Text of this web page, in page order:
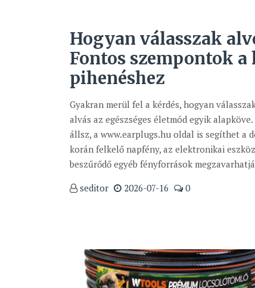
Hogyan válasszak
Fontos szempontok a
pihenéshez
Gyakran merül fel a kérdés, hogyan
alvás az egészséges életmód egyik
állsz, a www.earplugs.hu oldal is segíthet a
korán felkelő napfény, az elektronikai
beszűrődő egyéb fényforrások
seditor
2026-07-16 0